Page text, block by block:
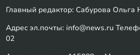
Главный редактор: Сабурова Ольга
Адрес эл.почты: info@news.ru
02